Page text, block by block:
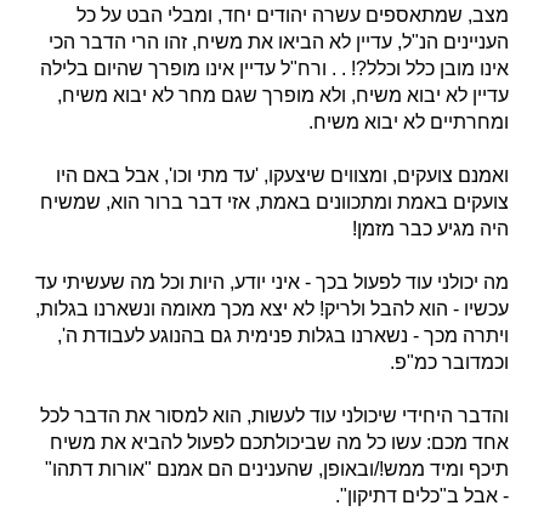
מצב, שמתאספים עשרה יהודים יחד, ומבלי הבט על כל
העניינים הנ"ל, עדיין לא הביאו את משיח, זהו הרי הדבר הכי
אינו מובן כלל וכלל?! . . ורח"ל עדיין אינו מופרך שהיום בלילה
עדיין לא יבוא משיח, ולא מופרך שגם מחר לא יבוא משיח,
ומחרתיים לא יבוא משיח.
ואמנם צועקים, ומצווים שיצעקו, 'עד מתי וכו', אבל באם היו
צועקים באמת ומתכוונים באמת, אזי דבר ברור הוא, שמשיח
היה מגיע כבר מזמן!
מה יכולני עוד לפעול בכך - איני יודע, היות וכל מה שעשיתי עד
עכשיו - הוא להבל ולריק! לא יצא מכך מאומה ונשארנו בגלות,
ויתרה מכך - נשארנו בגלות פנימית גם בהנוגע לעבודת ה',
וכמדובר כמ"פ.
והדבר היחידי שיכולני עוד לעשות, הוא למסור את הדבר לכל
אחד מכם: עשו כל מה שביכולתכם לפעול להביא את משיח
תיכף ומיד ממש!/ובאופן, שהענינים הם אמנם "אורות דתהו"
- אבל ב"כלים דתיקון".